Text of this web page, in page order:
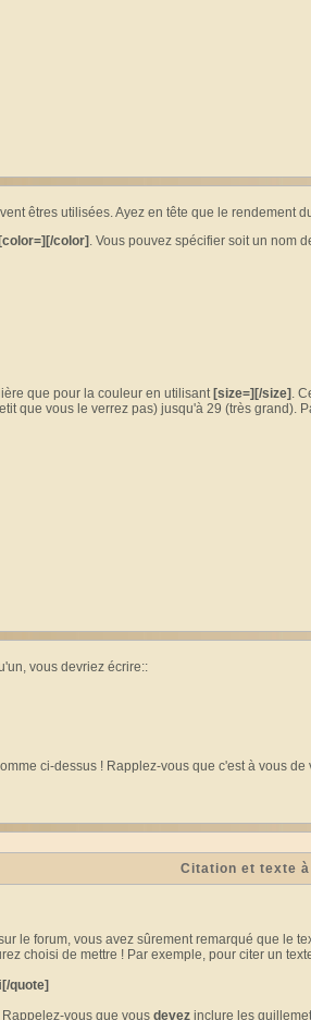
êtres utilisées. Ayez en tête que le rendement
[color=][/color] . Vous pouvez spécifier soit un nom
que pour la couleur en utilisant [size=][/size] .
que vous le verrez pas) jusqu'à 29 (très grand).
vous devriez écrire::
ci-dessus ! Rapplez-vous que c'est à vous
Citation et texte
le forum, vous avez sûrement remarqué que le
choisi de mettre ! Par exemple, pour citer un
[/quote]
vous que vous devez inclure les